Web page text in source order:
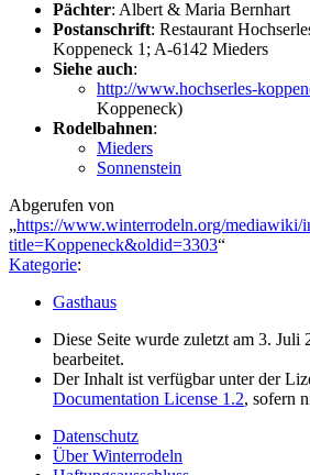
Pächter: Albert & Maria Bernhart
Postanschrift: Restaurant
Koppeneck 1; A-6142 Mieders
Siehe auch:
http://www.hochserles-
Koppeneck)
Rodelbahnen:
Mieders
Sonnenstein
Abgerufen von
„https://www.winterrodeln.org/mediawiki/
title=Koppeneck&oldid=3303“
Kategorie:
Gasthaus
Diese Seite wurde zuletzt am 3. Juli
bearbeitet.
Der Inhalt ist verfügbar unter der
Documentation License 1.2, sofern
Datenschutz
Über Winterrodeln